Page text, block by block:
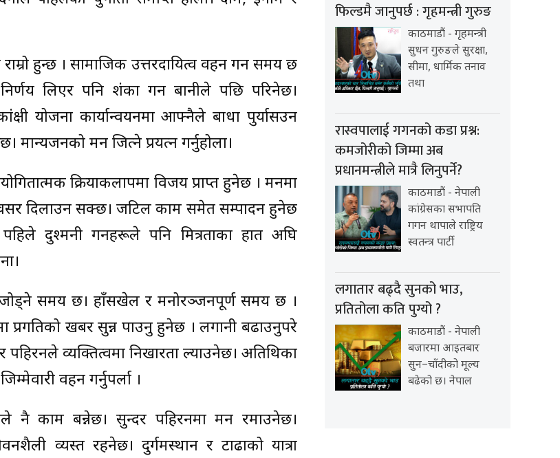
हुन्छ । सामाजिक उत्तरदायित्व वहन गर्ने समय छ
लिएर पनि शंका गर्ने बानीले पछि परिनेछ।
योजना कार्यान्वयनमा आफ्नैले बाधा पुर्यासउन
मन जित्ने प्रयत्न गर्नुहोला।
क्रियाकलापमा विजय प्राप्त हुनेछ । मनमा
दिलाउन सक्छ। जटिल काम समेत सम्पादन हुनेछ
पहिले दुश्मनी गर्नेहरूले पनि मित्रताका हात अघि
समय छ। हाँसखेल र मनोरञ्जनपूर्ण समय छ ।
प्रगतिको खबर सुन्न पाउनु हुनेछ । लगानी बढाउनुपरे
व्यक्तित्वमा निखारता ल्याउनेछ। अतिथिका
वहन गर्नुपर्ला ।
नै काम बन्नेछ। सुन्दर पहिरनमा मन रमाउनेछ।
व्यस्त रहनेछ। दुर्गमस्थान र टाढाको यात्रा
फिल्डमै जानुपर्छ : गृहमन्त्री गुरुङ
काठमाडौं - गृहमन्त्री
सुधन गुरुङले सुरक्षा,
सीमा, धार्मिक तनाव
तथा
रास्वपालाई गगनको कडा प्रश्न:
कमजोरीको जिम्मा अब
प्रधानमन्त्रीले मात्रै लिनुपर्ने?
काठमाडौं - नेपाली
कांग्रेसका सभापति
गगन थापाले राष्ट्रिय
स्वतन्त्र पार्टी
लगातार बढ्दै सुनको भाउ,
प्रतितोला कति पुग्यो ?
काठमाडौं - नेपाली
बजारमा आइतबार
सुन–चाँदीको मूल्य
बढेको छ। नेपाल